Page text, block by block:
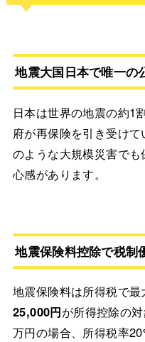
地震大国日本で唯一の
日本は世界の地震の約1
府が再保険を引き受け
のような大規模災害で
心感があります。
地震保険料控除で税制
地震保険料は所得税で最
25,000円が所得控除の
万円の場合、所得税率